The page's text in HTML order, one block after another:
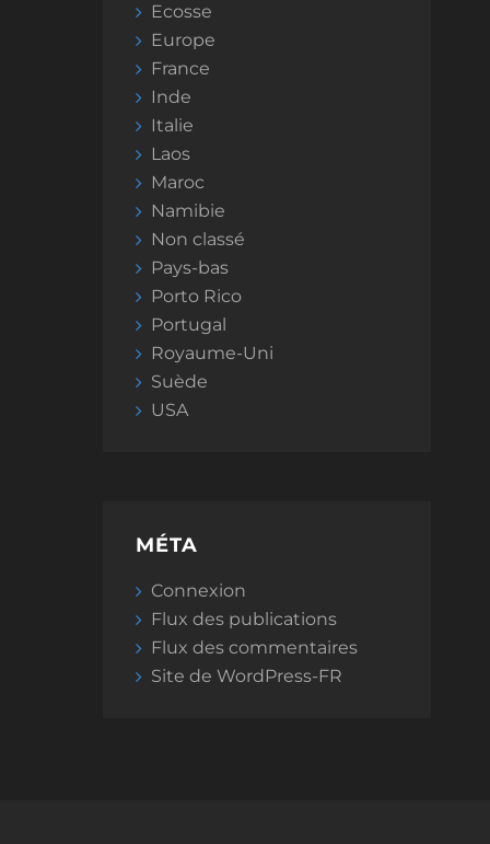
Ecosse
Europe
France
Inde
Italie
Laos
Maroc
Namibie
Non classé
Pays-bas
Porto Rico
Portugal
Royaume-Uni
Suède
USA
MÉTA
Connexion
Flux des publications
Flux des commentaires
Site de WordPress-FR